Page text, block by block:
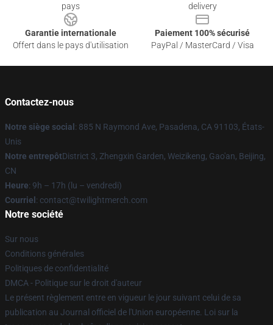
pays
delivery
Garantie internationale
Offert dans le pays d'utilisation
Paiement 100% sécurisé
PayPal / MasterCard / Visa
Contactez-nous
Notre siège social : 885 N Raymond Ave, Pasadena, CA 91103, États-
Unis
Notre entrepôtDistrict 3, Zhengxin Garden, Weizikeng, Gao'an, Beijing,
CN
Heure: 9h – 17h (lu – vendredi)
Courriel : contact@twilightmerch.com
Notre société
Sur nous
Conditions générales
Politiques de confidentialité
DMCA - Politique sur le droit d'auteur
Le présent règlement entre en vigueur le jour suivant celui de sa
publication au Journal officiel de l'Union européenne. Loi sur la